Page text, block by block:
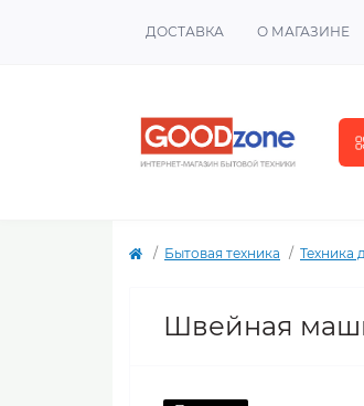
ДОСТАВКА О МАГАЗИНЕ
Бытовая техника Техника
Швейная